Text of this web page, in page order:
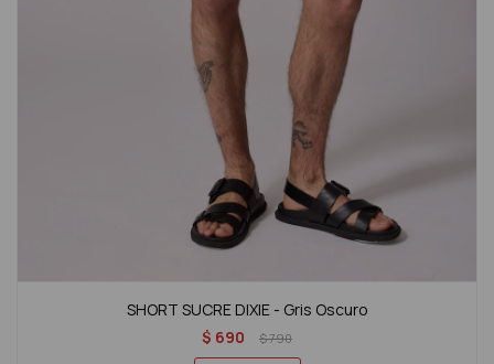
SHORT SUCRE DIXIE - Gris Oscuro
$ 690 $790